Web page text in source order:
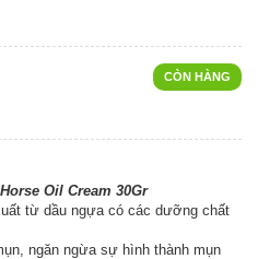
CÒN HÀNG
Oil Cream 30Gr
từ dầu ngựa có các dưỡng chất
ngăn ngừa sự hình thành mụn